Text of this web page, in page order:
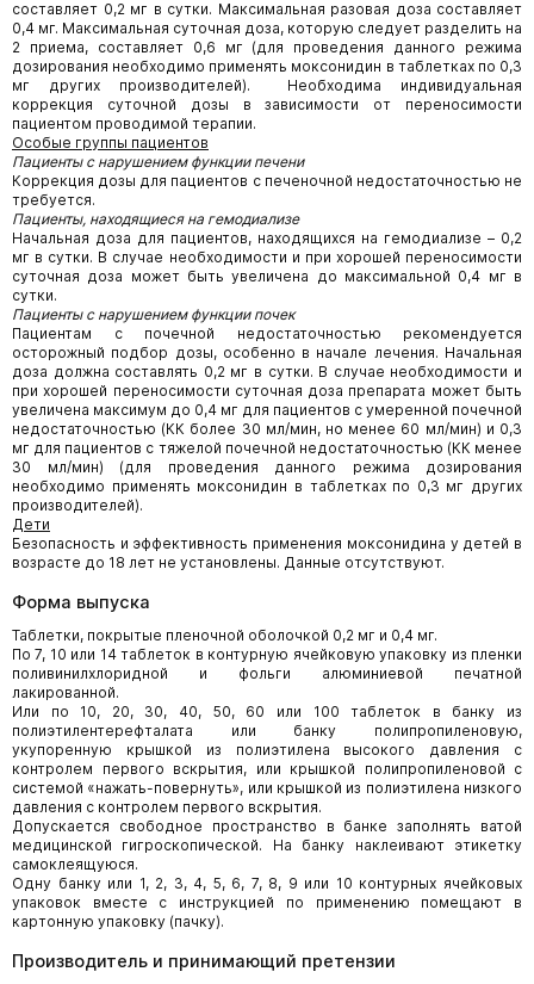
составляет 0,2 мг в сутки. Максимальная разовая доза составляет
0,4 мг. Максимальная суточная доза, которую следует разделить на
2 приема, составляет 0,6 мг (для проведения данного режима
дозирования необходимо применять моксонидин в таблетках по 0,3
мг других производителей). Необходима индивидуальная
коррекция суточной дозы в зависимости от переносимости
пациентом проводимой терапии.
Особые группы пациентов
Пациенты с нарушением функции печени
Коррекция дозы для пациентов с печеночной недостаточностью не
требуется.
Пациенты, находящиеся на гемодиализе
Начальная доза для пациентов, находящихся на гемодиализе – 0,2
мг в сутки. В случае необходимости и при хорошей переносимости
суточная доза может быть увеличена до максимальной 0,4 мг в
сутки.
Пациенты с нарушением функции почек
Пациентам с почечной недостаточностью рекомендуется
осторожный подбор дозы, особенно в начале лечения. Начальная
доза должна составлять 0,2 мг в сутки. В случае необходимости и
при хорошей переносимости суточная доза препарата может быть
увеличена максимум до 0,4 мг для пациентов с умеренной почечной
недостаточностью (КК более 30 мл/мин, но менее 60 мл/мин) и 0,3
мг для пациентов с тяжелой почечной недостаточностью (КК менее
30 мл/мин) (для проведения данного режима дозирования
необходимо применять моксонидин в таблетках по 0,3 мг других
производителей).
Дети
Безопасность и эффективность применения моксонидина у детей в
возрасте до 18 лет не установлены. Данные отсутствуют.
Форма выпуска
Таблетки, покрытые пленочной оболочкой 0,2 мг и 0,4 мг.
По 7, 10 или 14 таблеток в контурную ячейковую упаковку из пленки
поливинилхлоридной и фольги алюминиевой печатной
лакированной.
Или по 10, 20, 30, 40, 50, 60 или 100 таблеток в банку из
полиэтилентерефталата или банку полипропиленовую,
укупоренную крышкой из полиэтилена высокого давления с
контролем первого вскрытия, или крышкой полипропиленовой с
системой «нажать-повернуть», или крышкой из полиэтилена низкого
давления с контролем первого вскрытия.
Допускается свободное пространство в банке заполнять ватой
медицинской гигроскопической. На банку наклеивают этикетку
самоклеящуюся.
Одну банку или 1, 2, 3, 4, 5, 6, 7, 8, 9 или 10 контурных ячейковых
упаковок вместе с инструкцией по применению помещают в
картонную упаковку (пачку).
Производитель и принимающий претензии